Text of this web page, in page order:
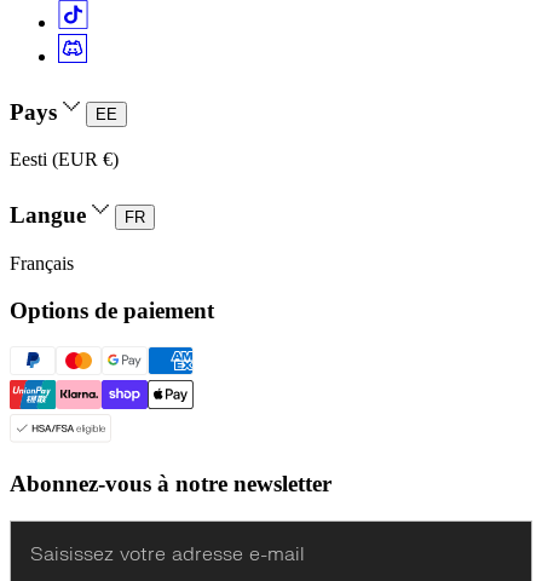
Pays EE
Eesti (EUR €)
Langue FR
Français
Options de paiement
Abonnez-vous à notre newsletter